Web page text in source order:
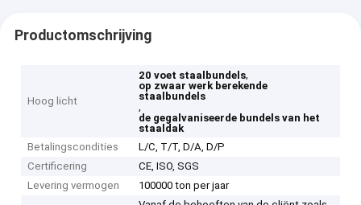
Productomschrijving
Hoog licht
20 voet staalbundels,
op zwaar werk berekende
staalbundels
,
de gegalvaniseerde bundels van het
staaldak
Betalingscondities
L/C, T/T, D/A, D/P
Certificering
CE, ISO, SGS
Levering vermogen
100000 ton per jaar